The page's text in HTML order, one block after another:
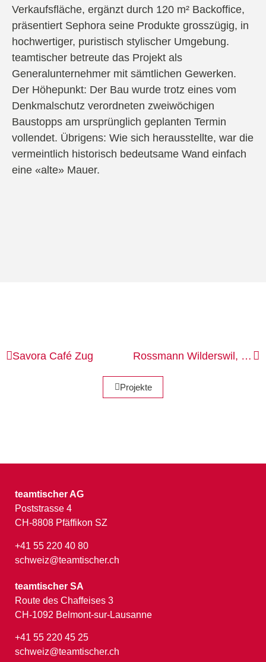
Verkaufsfläche, ergänzt durch 120 m² Backoffice,
präsentiert Sephora seine Produkte grosszügig, in
hochwertiger, puristisch stylischer Umgebung.
teamtischer betreute das Projekt als
Generalunterneh­mer mit sämtlichen Gewerken.
Der Höhepunkt: Der Bau wurde trotz eines vom
Denkmalschutz verordneten zweiwöchigen
Baustopps am ursprünglich geplanten Termin
vollendet. Übrigens: Wie sich herausstellte, war die
vermeintlich historisch bedeutsame Wand ein­fach
eine «alte» Mauer.
Savora Café Zug Rossmann Wilderswil, Solothurn und Winterthur
Projekte
teamtischer AG
Poststrasse 4
CH-8808 Pfäffikon SZ
+41 55 220 40 80
schweiz@teamtischer.ch
teamtischer SA
Route des Chaffeises 3
CH-1092 Belmont-sur-Lausanne
+41 55 220 45 25
schweiz@teamtischer.ch